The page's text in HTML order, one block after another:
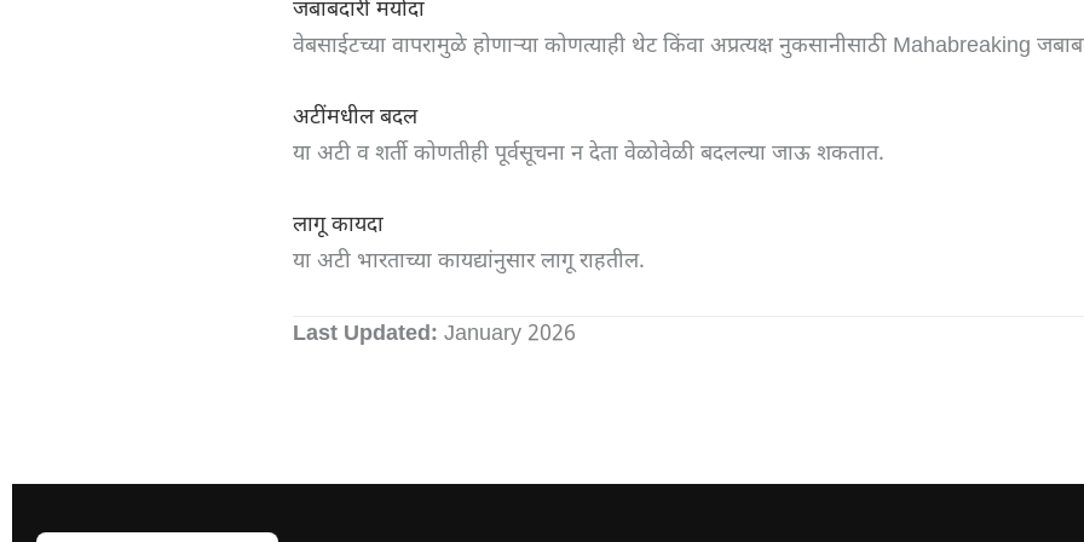
जबाबदारी मर्यादा
वेबसाईटच्या वापरामुळे होणाऱ्या कोणत्याही थेट किंवा अप्रत्यक्ष नुकसानीसाठी Mahabreaking
अटींमधील बदल
या अटी व शर्ती कोणतीही पूर्वसूचना न देता वेळोवेळी बदलल्या जाऊ शकतात.
लागू कायदा
या अटी भारताच्या कायद्यांनुसार लागू राहतील.
Last Updated: January 2026